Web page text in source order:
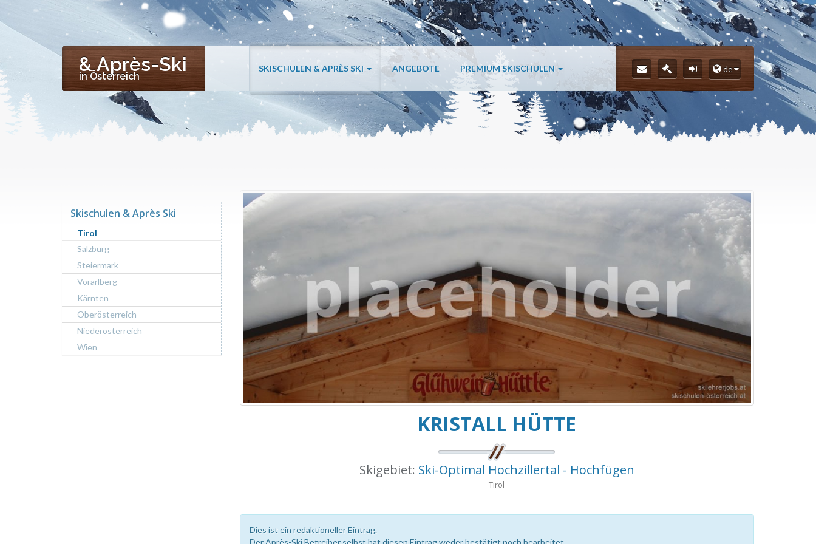
& Après-Ski
in Österreich
SKISCHULEN & APRÈS SKI ANGEBOTE PREMIUM SKISCHULEN de
KRISTALL HÜTTE
Skigebiet: Ski-Optimal Hochzillertal - Hochfügen
Tirol
Dies ist ein redaktioneller Eintrag.
Skischulen & Après Ski
Tirol
Salzburg
Steiermark
Vorarlberg
Kärnten
Oberösterreich
Niederösterreich
Wien